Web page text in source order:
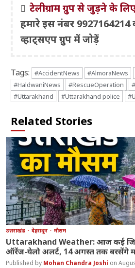
टेलीग्राम ग्रुप से जुड़ने के
हमारे इस नंबर
व्हाट्सएप ग्रुप में जोड़ें
Tags: #AccidentNews #AlmoraNews
#HaldwaniNews
#RescueOperation
#Uttarakhand
#Uttarakhand police
Related Stories
उत्तराखंड देहरादून मौसम
Uttarakhand Weather: आज कई
ऑरेंज-येलो अलर्ट, 14 अगस्त तक बरसेंगे
Mohan Chandra Joshi